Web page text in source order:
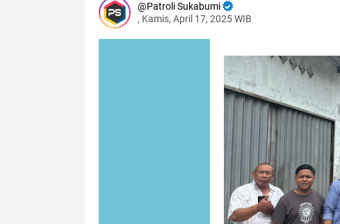
Patroli Sukabumi
, Kamis, April 17, 2025 WIB